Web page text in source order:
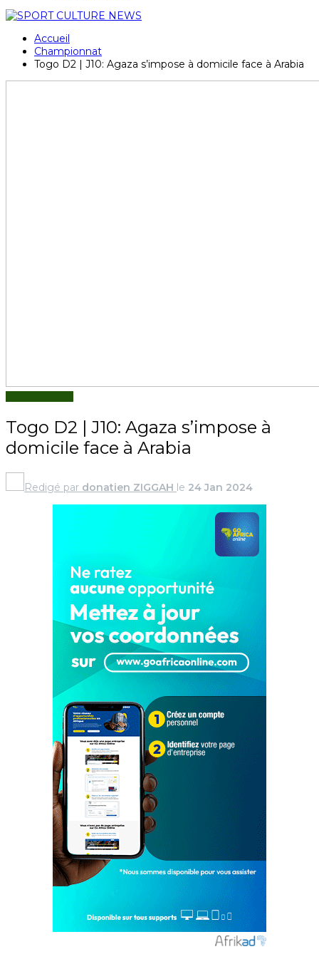
Accueil
Championnat
Togo D2 | J10: Agaza s’impose à domicile face à Arabia
Togo D2 | J10: Agaza s’impose à
domicile face à Arabia
Redigé par donatien ZIGGAH le 24 Jan 2024